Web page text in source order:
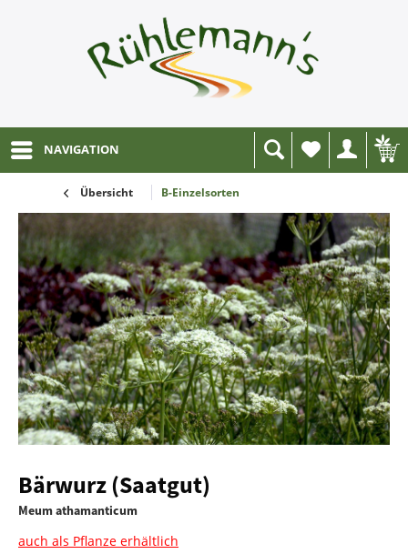
NAVIGATION
Wunschliste
Übersicht B-Einzelsorten
Bärwurz (Saatgut)
Meum athamanticum
auch als Pflanze erhältlich